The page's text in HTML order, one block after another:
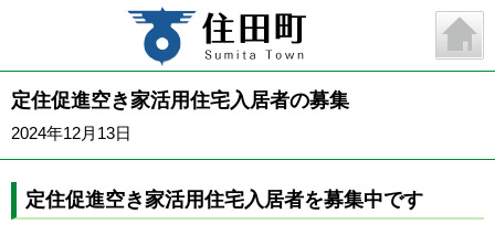
定住促進空き家活用住宅入居者の募集
2024年12月13日
定住促進空き家活用住宅入居者を募集中です